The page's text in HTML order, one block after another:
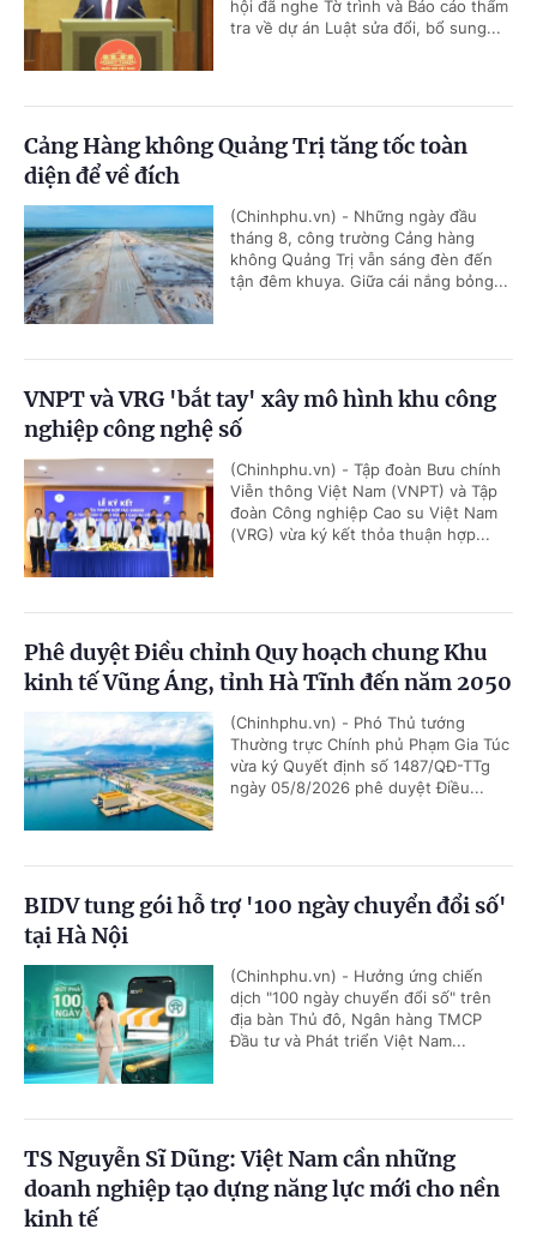
hội đã nghe Tờ trình và Báo cáo thẩm
tra về dự án Luật sửa đổi, bổ sung...
Cảng Hàng không Quảng Trị tăng tốc toàn
diện để về đích
(Chinhphu.vn) - Những ngày đầu
tháng 8, công trường Cảng hàng
không Quảng Trị vẫn sáng đèn đến
tận đêm khuya. Giữa cái nắng bỏng...
VNPT và VRG 'bắt tay' xây mô hình khu công
nghiệp công nghệ số
(Chinhphu.vn) - Tập đoàn Bưu chính
Viễn thông Việt Nam (VNPT) và Tập
đoàn Công nghiệp Cao su Việt Nam
(VRG) vừa ký kết thỏa thuận hợp...
Phê duyệt Điều chỉnh Quy hoạch chung Khu
kinh tế Vũng Áng, tỉnh Hà Tĩnh đến năm 2050
(Chinhphu.vn) - Phó Thủ tướng
Thường trực Chính phủ Phạm Gia Túc
vừa ký Quyết định số 1487/QĐ-TTg
ngày 05/8/2026 phê duyệt Điều...
BIDV tung gói hỗ trợ '100 ngày chuyển đổi số'
tại Hà Nội
(Chinhphu.vn) - Hưởng ứng chiến
dịch "100 ngày chuyển đổi số" trên
địa bàn Thủ đô, Ngân hàng TMCP
Đầu tư và Phát triển Việt Nam...
TS Nguyễn Sĩ Dũng: Việt Nam cần những
doanh nghiệp tạo dựng năng lực mới cho nền
kinh tế